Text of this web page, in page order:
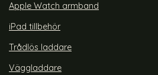
Apple Watch armband
iPad tillbehör
Trådlös laddare
Väggladdare